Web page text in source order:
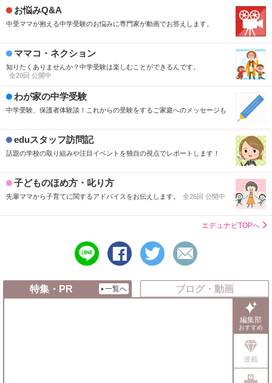
お悩みQ&A
中受ママが抱える中学受験のお悩みに専門家が動画でお答えします。
ママコ・ネクション
知りたくありませんか？中学受験は楽しむことができるんです。
全20回 公開中
わが家の中学受験
中学受験、保護者体験談！これからの受験をするご家庭へのメッセージも
eduスタッフ訪問記
話題の学校の取り組みや注目イベントを独自の視点でレポートします！
子どものほめ方・叱り方
先輩ママから子育てに関するアドバイスをお伝えします。 全26回 公開中
エデュナビTOPへ
line
で
る
シ
ェ
す
る
ツ
イ
す
メ
ー
で
送
特集・PR 一覧へ ブログ・動画
編集部
おすすめ
連載